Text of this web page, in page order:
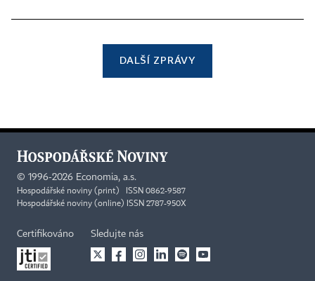
DALŠÍ ZPRÁVY
© 1996-2026 Economia, a.s.
Hospodářské noviny (print) ISSN 0862-9587
Hospodářské noviny (online) ISSN 2787-950X
Certifikováno Sledujte nás